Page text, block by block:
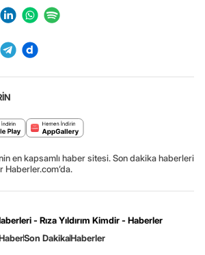
en kapsamlı haber sitesi. Son dakika haberleri
Haberler.com’da.
- Rıza Yıldırım Kimdir - Haberler
Son DakikaHaberler